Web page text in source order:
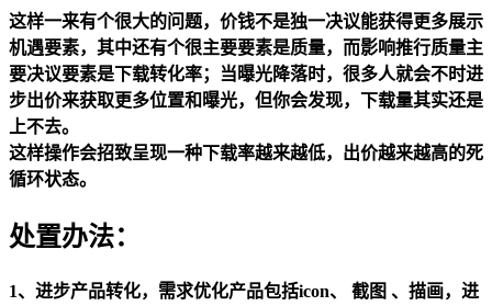
这样一来有个很大的问题，价钱不是独一决议能获得更多展示
机遇要素，其中还有个很主要要素是质量，而影响推行质量主
要决议要素是下载转化率；当曝光降落时，很多人就会不时进
步出价来获取更多位置和曝光，但你会发现，下载量其实还是
上不去。
这样操作会招致呈现一种下载率越来越低，出价越来越高的死
循环状态。
处置办法：
1、进步产品转化，需求优化产品包括icon、 截图 、描画，进